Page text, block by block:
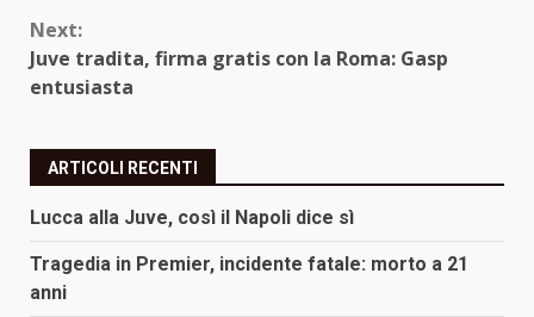
Next:
Juve tradita, firma gratis con la Roma: Gasp
entusiasta
ARTICOLI RECENTI
Lucca alla Juve, così il Napoli dice sì
Tragedia in Premier, incidente fatale: morto a 21
anni